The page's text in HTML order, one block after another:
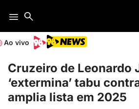
Ao vivo
Cruzeiro de Leonardo
‘extermina’ tabu
amplia lista em 2025